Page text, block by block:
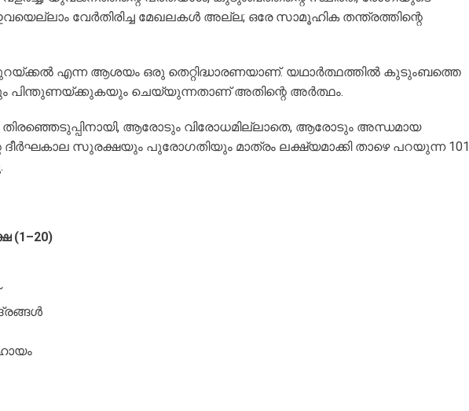
വേർതിരിച്ച മേഖലകൾ അല്ല; ഒരേ സാമൂഹിക തന്ത്രത്തിന്റെ
എന്ന ആശയം ഒരു തെറ്റിദ്ധാരണയാണ്. യഥാർത്ഥത്തിൽ കുടുംബത്തെ
പിന്തുണയ്ക്കുകയും ചെയ്യുന്നതാണ് അതിന്റെ അർത്ഥം.
ആരോടും വിരോധമില്ലാതെ, ആരോടും അന്ധമായ
ദീർഘകാല സുരക്ഷയും പുരോഗതിയും മാത്രം ലക്ഷ്യമാക്കി താഴെ പറയുന്ന 101